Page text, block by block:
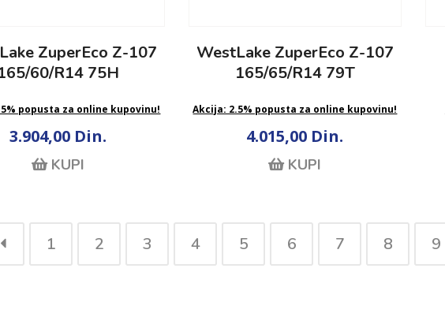
ZuperEco Z-107
60/R14 75H
popusta za online kupovinu!
3.904,00 Din.
KUPI
WestLake ZuperEco Z-107
165/65/R14 79T
Akcija: 2.5% popusta za online kupovinu!
4.015,00 Din.
KUPI
1 2 3 4 5 6 7 8 9